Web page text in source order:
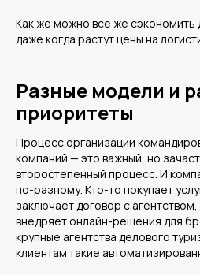
Как же можно все же сэкономить
даже когда растут цены на
Разные модели и
приоритеты
Процесс организации
компаний — это важный, но
второстепенный процесс. И
по-разному. Кто-то покупает
заключает договор с
внедряет онлайн-решения для
крупные агентства делового
клиентам такие